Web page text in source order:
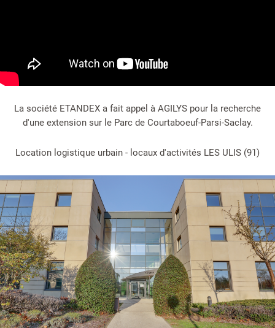
La société ETANDEX a fait appel à AGILYS pour la recherche
d'une extension sur le Parc de Courtaboeuf-Parsi-Saclay.
Location logistique urbain - locaux d'activités LES ULIS (91)